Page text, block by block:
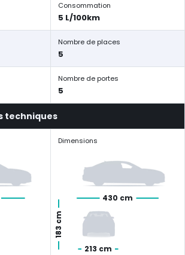
Consommation
5 L/100km
Nombre de places
5
Nombre de portes
5
techniques
Dimensions
430 cm
213 cm
183 cm